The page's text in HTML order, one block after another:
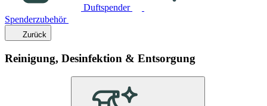
Duftspender
Spenderzubehör
Zurück
Reinigung, Desinfektion & Entsorgung